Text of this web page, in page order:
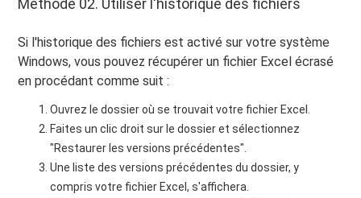
Méthode 02. Utiliser l'historique des fichiers
Si l'historique des fichiers est activé sur votre système
Windows, vous pouvez récupérer un fichier Excel écrasé
en procédant comme suit :
Ouvrez le dossier où se trouvait votre fichier Excel.
Faites un clic droit sur le dossier et sélectionnez
"Restaurer les versions précédentes".
Une liste des versions précédentes du dossier, y
compris votre fichier Excel, s'affichera.